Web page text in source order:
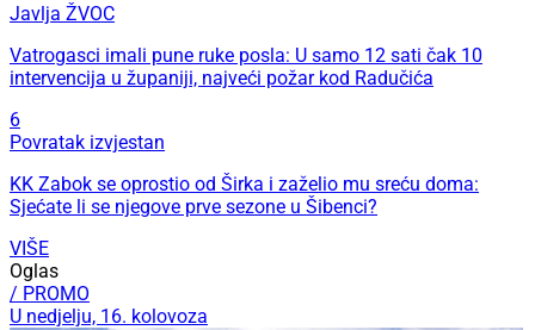
Javlja ŽVOC
Vatrogasci imali pune ruke posla: U samo 12 sati čak 10
intervencija u županiji, najveći požar kod Radučića
6
Povratak izvjestan
KK Zabok se oprostio od Širka i zaželio mu sreću doma:
Sjećate li se njegove prve sezone u Šibenci?
VIŠE
Oglas
/ PROMO
U nedjelju, 16. kolovoza